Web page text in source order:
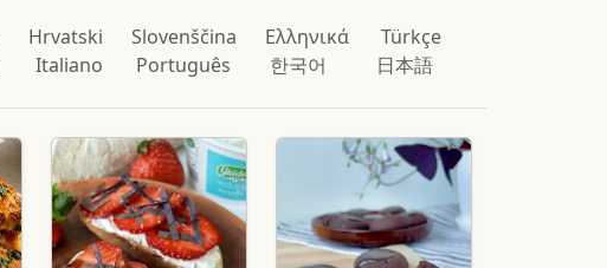
Hrvatski Slovenščina Ελληνικά
Türkçe
Italiano Português 한국어 日本語